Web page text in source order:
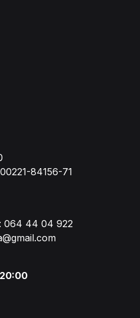
84156-71
064 44 04 922